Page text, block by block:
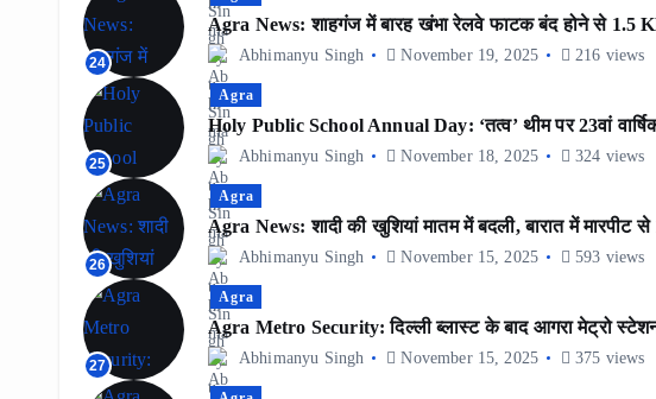
24
Agra News: शाहगंज में बारह खंभा रेलवे फाटक बंद होने से 1.5
Abhimanyu Singh November 19, 2025 216 views
25
Agra
Holy Public School Annual Day: ‘तत्व’ थीम पर 23वां
Abhimanyu Singh November 18, 2025 324 views
26
Agra
Agra News: शादी की खुशियां मातम में बदली, बारात में मारपीट से
Abhimanyu Singh November 15, 2025 593 views
27
Agra
Agra Metro Security: दिल्ली ब्लास्ट के बाद आगरा मेट्रो स्टेशन
Abhimanyu Singh November 15, 2025 375 views